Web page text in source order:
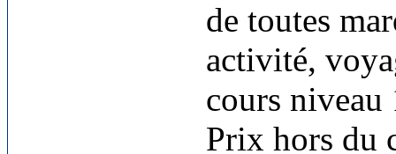
de toutes
activité,
cours
Prix hors du